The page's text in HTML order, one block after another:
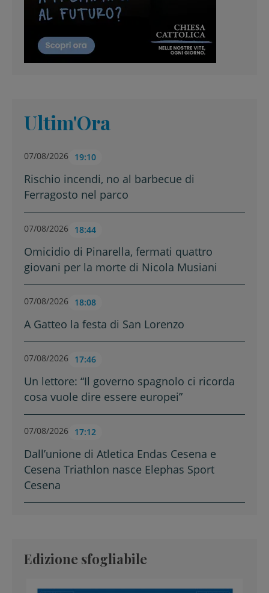
Ultim'Ora
07/08/2026 19:10
Rischio incendi, no al barbecue di
Ferragosto nel parco
07/08/2026 18:44
Omicidio di Pinarella, fermati quattro
giovani per la morte di Nicola Musiani
07/08/2026 18:08
A Gatteo la festa di San Lorenzo
07/08/2026 17:46
Un lettore: “Il governo spagnolo ci ricorda
cosa vuole dire essere europei”
07/08/2026 17:12
Dall’unione di Atletica Endas Cesena e
Cesena Triathlon nasce Elephas Sport
Cesena
Edizione sfogliabile